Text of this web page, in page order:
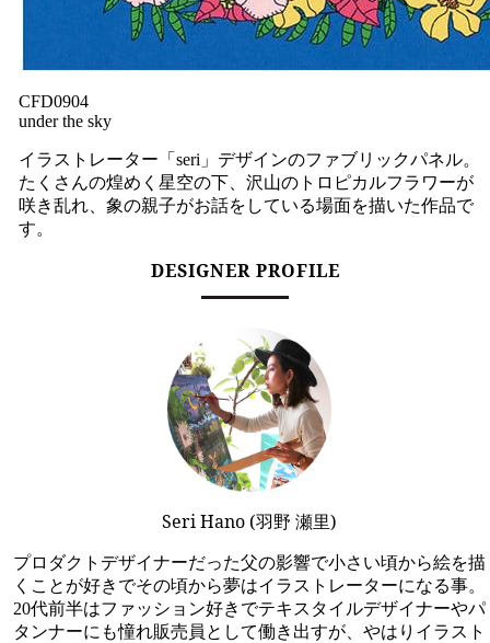
CFD0904
under the sky
イラストレーター「seri」デザインのファブリックパネル。
たくさんの煌めく星空の下、沢山のトロピカルフラワーが
咲き乱れ、象の親子がお話をしている場面を描いた作品で
す。
DESIGNER PROFILE
Seri Hano (羽野 瀬里)
プロダクトデザイナーだった父の影響で小さい頃から絵を描
くことが好きでその頃から夢はイラストレーターになる事。
20代前半はファッション好きでテキスタイルデザイナーやパ
タンナーにも憧れ販売員として働き出すが、やはりイラスト